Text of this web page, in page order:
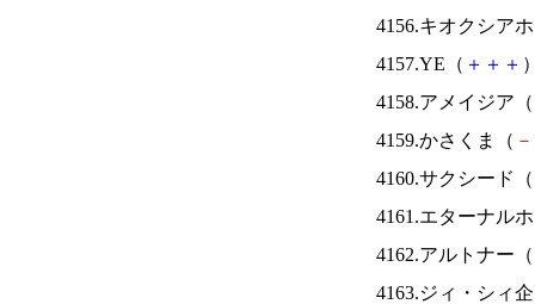
4156.キオクシア
4157.YE（ ＋ ＋ ＋
4158.アメイジア（
4159.かさくま（ －
4160.サクシード（
4161.エターナル
4162.アルトナー（
4163.ジィ・シィ